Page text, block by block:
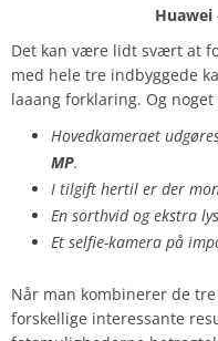
Huawei
Det kan være lidt svært at
med hele tre indbyggede
laaang forklaring. Og noget
Hovedkameraet
MP.
I tilgift hertil er der
En sorthvid og ekstra
Et selfie-kamera på
Når man kombinerer de
forskellige interessante